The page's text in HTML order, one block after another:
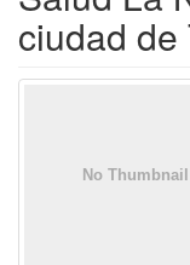
ciudad de